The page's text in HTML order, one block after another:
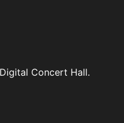
Concert Hall.